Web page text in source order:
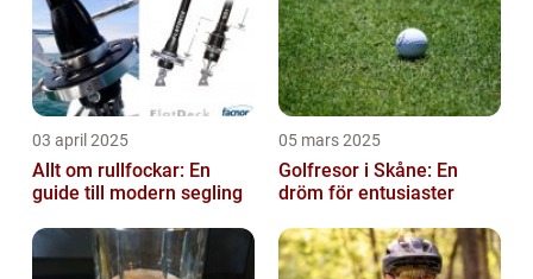
03 april 2025
Allt om rullfockar: En
guide till modern segling
05 mars 2025
Golfresor i Skåne: En
dröm för entusiaster